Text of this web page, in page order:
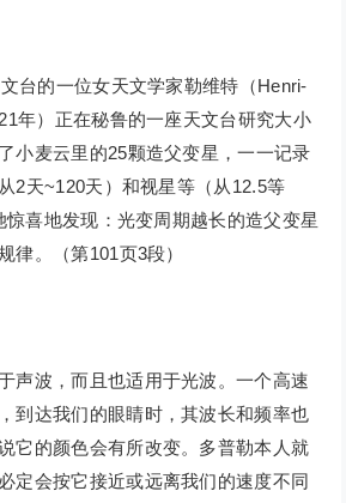
台的一位女天文学家勒维特（Henri-
年）正在秘鲁的一座天文台研究大小
小麦云里的25颗造父变星，一一记录
2天~120天）和视星等（从12.5等
喜地发现：光变周期越长的造父变星
律。（第101页3段）
声波，而且也适用于光波。一个高速
到达我们的眼睛时，其波长和频率也
它的颜色会有所改变。多普勒本人就
定会按它接近或远离我们的速度不同